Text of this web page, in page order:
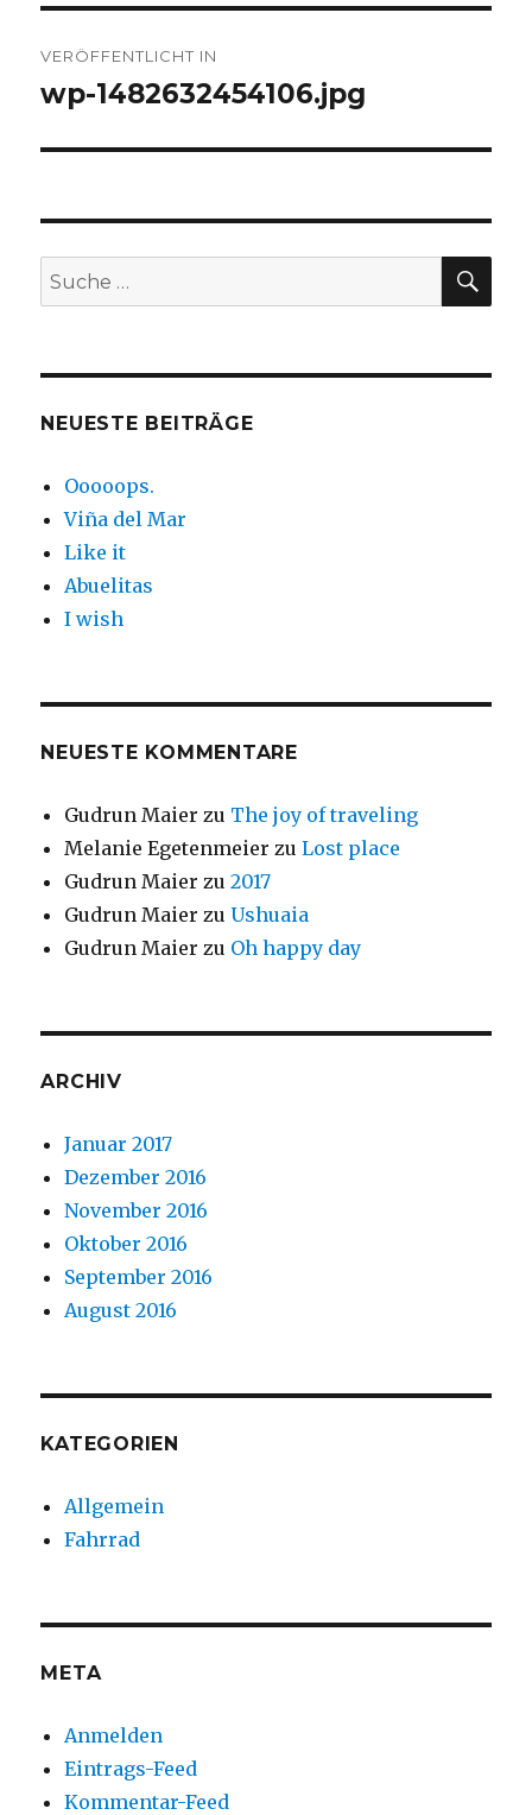
VERÖFFENTLICHT IN
wp-1482632454106.jpg
Suche
nach:
NEUESTE BEITRÄGE
Ooooops.
Viña del Mar
Like it
Abuelitas
I wish
NEUESTE KOMMENTARE
Gudrun Maier zu The joy of traveling
Melanie Egetenmeier zuLost place
Gudrun Maier zu2017
Gudrun Maier zuUshuaia
Gudrun Maier zu Oh happy day
ARCHIV
Januar 2017
Dezember 2016
November 2016
Oktober 2016
September 2016
August 2016
KATEGORIEN
Allgemein
Fahrrad
META
Anmelden
Eintrags-Feed
Kommentar-Feed